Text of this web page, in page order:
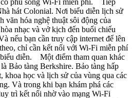
phủ sóng Wi-Fi miễn phí. Tiếp
hát Colonial. Nơi biểu diễn lịch sử
văn hóa nghệ thuật sôi động của
nhạc và vở kịch đến buổi chiếu
nếu bạn cần truy cập internet để lên
chỉ cần kết nối với Wi-Fi miễn phí
diễn. Một điểm tham quan khác
Bảo tàng Berkshire. Bảo tàng hấp
khoa học và lịch sử của vùng qua các
Và trong khi bạn khám phá các
trì kết nối nhờ vào mạng Wi-Fi